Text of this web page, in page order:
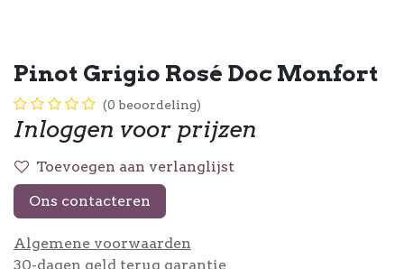
Pinot Grigio Rosé Doc Monfort
(0 beoordeling)
Inloggen voor prijzen
Toevoegen aan verlanglijst
Ons contacteren
Algemene voorwaarden
30-dagen geld terug garantie